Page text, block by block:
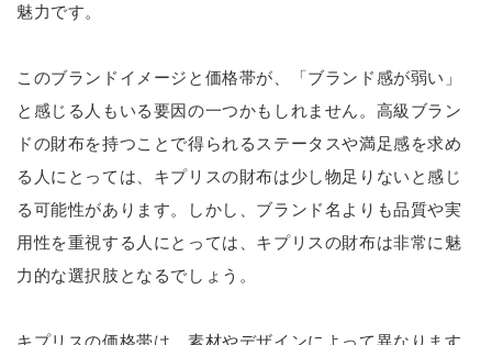
魅力です。
このブランドイメージと価格帯が、「ブランド感が弱い」
と感じる人もいる要因の一つかもしれません。高級ブラン
ドの財布を持つことで得られるステータスや満足感を求め
る人にとっては、キプリスの財布は少し物足りないと感じ
る可能性があります。しかし、ブランド名よりも品質や実
用性を重視する人にとっては、キプリスの財布は非常に魅
力的な選択肢となるでしょう。
キプリスの価格帯は、素材やデザインによって異なります